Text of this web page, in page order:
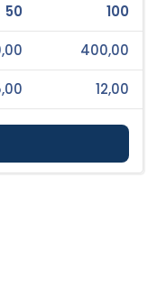
50 100
400,00
12,00